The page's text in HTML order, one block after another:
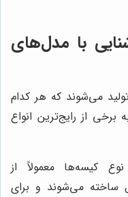
با مدل‌های
می‌شوند که هر کدام
برخی از رایج‌ترین انواع
کیسه‌ها معمولاً از
ساخته می‌شوند و برای